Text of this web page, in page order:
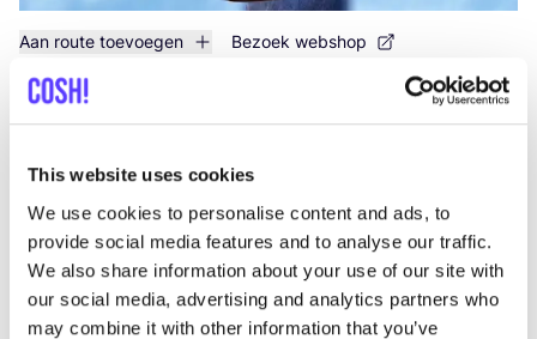
This website uses cookies
We use cookies to personalise content and ads, to
provide social media features and to analyse our traffic.
We also share information about your use of our site with
our social media, advertising and analytics partners who
may combine it with other information that you’ve
Aan route toevoegen Bezoek webshop
List Map